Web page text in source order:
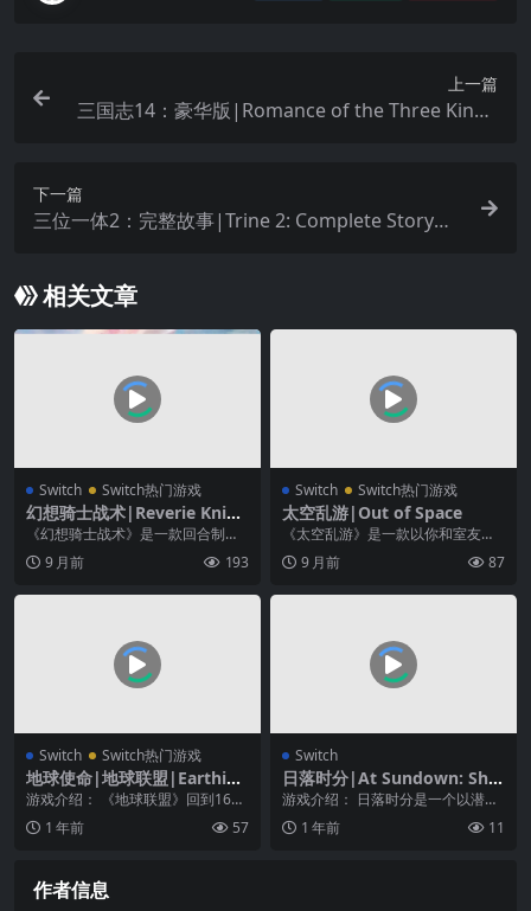
上一篇
三国志14：豪华版|Romance of the Three Kingd
下一篇
三位一体2：完整故事|Trine 2: Complete Story中
相关文章
Switch Switch热门游戏
幻想骑士战术|Reverie Knigh
ts Tactics中文
《幻想骑士战术》是一款回合制战
术 RPG 游戏，你将在等距网格中进
行战斗，每一个...
9 月前 193
Switch Switch热门游戏
太空乱游|Out of Space
《太空乱游》是一款以你和室友共
同生活在太空飞船里为背景的单机
或在线多人合作游戏。...
9 月前 87
Switch Switch热门游戏
地球使命|地球联盟|Earthion
中文
游戏介绍： 《地球联盟》回到16位
游戏的起源与古代的全新射击游
戏，地球！ Yuz...
1 年前 57
Switch
日落时分|At Sundown: Sho
ts In The Dark中文
游戏介绍： 日落时分是一个以潜行
为主、自上而下的多人射击游戏，
允许不超过 4 名...
1 年前 11
作者信息